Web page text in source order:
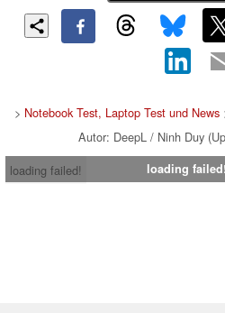
> Notebook Test, Laptop Test und News
Autor: DeepL / Ninh Duy
loading failed!
loading failed!